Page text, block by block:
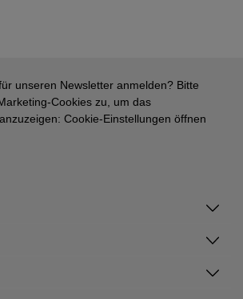
unseren Newsletter anmelden? Bitte
Cookies zu, um das
Cookie-Einstellungen öffnen